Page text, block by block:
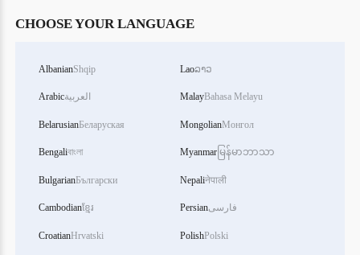
CHOOSE YOUR LANGUAGE
AlbanianShqip
Arabicالعربية
BelarusianБеларуская
Bengaliবাংলা
BulgarianБългарски
Cambodianខ្មែរ
CroatianHrvatski
Laoລາວ
MalayBahasa Melayu
MongolianМонгол
Myanmar မြန်မာဘာသာ
Nepaliनेपाली
Persianفارسی
PolishPolski